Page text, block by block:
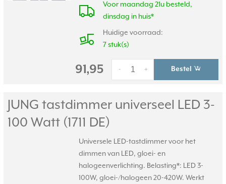
Voor maandag 21u besteld,
dinsdag in huis*
Huidige voorraad:
7 stuk(s)
91,95 +
- Bestel
JUNG tastdimmer universeel LED 3-
100 Watt (1711 DE)
Universele LED-tastdimmer voor het
dimmen van LED, gloei- en
halogeenverlichting. Belasting*: LED 3-
100W, gloei-/halogeen 20-420W. Werkt